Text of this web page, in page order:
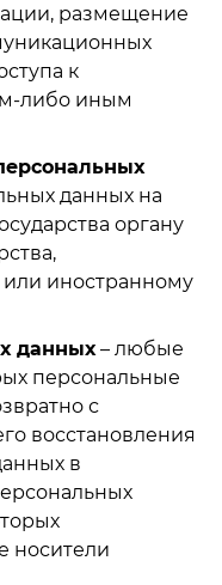
размещение
к
либо иным
данных на
органу
иностранному
данных– любые
персональные
с
восстановления
в
носители